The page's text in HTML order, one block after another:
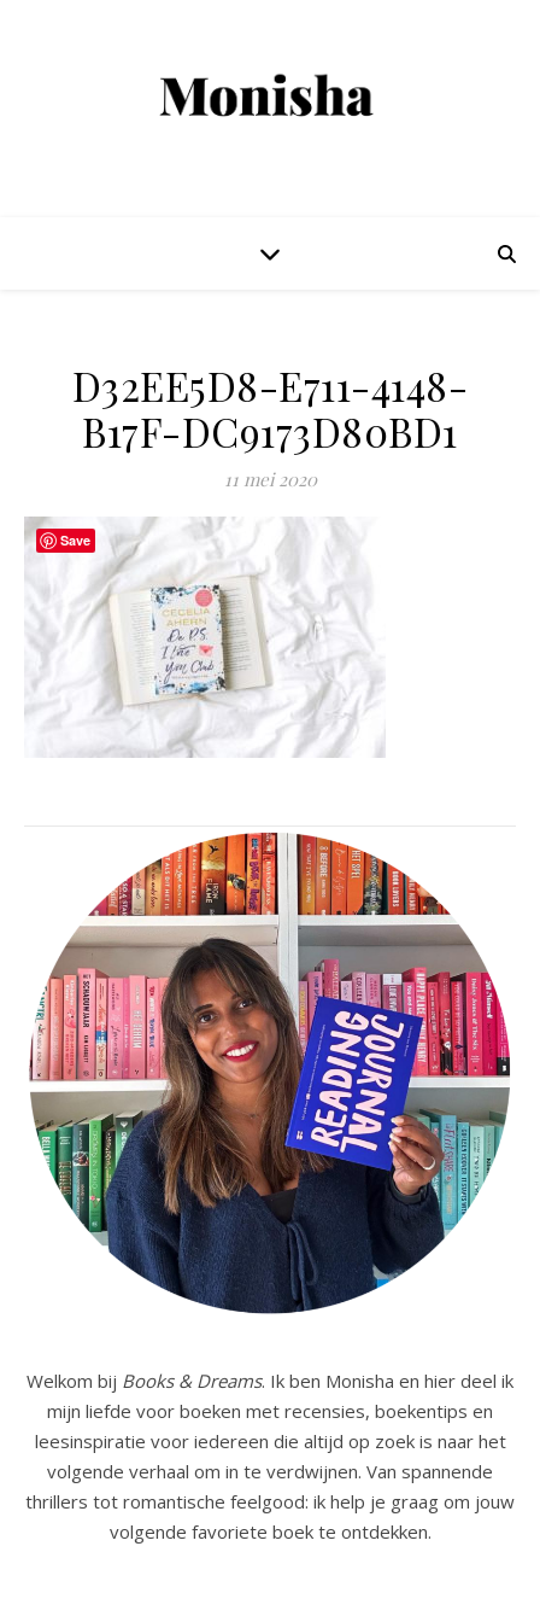
D32EE5D8-E711-4148-
B17F-DC9173D80BD1
11 mei 2020
Welkom bij Books & Dreams. Ik ben Monisha en hier deel ik
mijn liefde voor boeken met recensies, boekentips en
leesinspiratie voor iedereen die altijd op zoek is naar het
volgende verhaal om in te verdwijnen. Van spannende
thrillers tot romantische feelgood: ik help je graag om jouw
volgende favoriete boek te ontdekken.
Save